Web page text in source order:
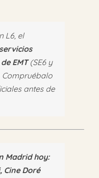
L6, el
servicios
EMT(SE6 y
Compruébalo
antes de
Madrid hoy:
Cine Doré